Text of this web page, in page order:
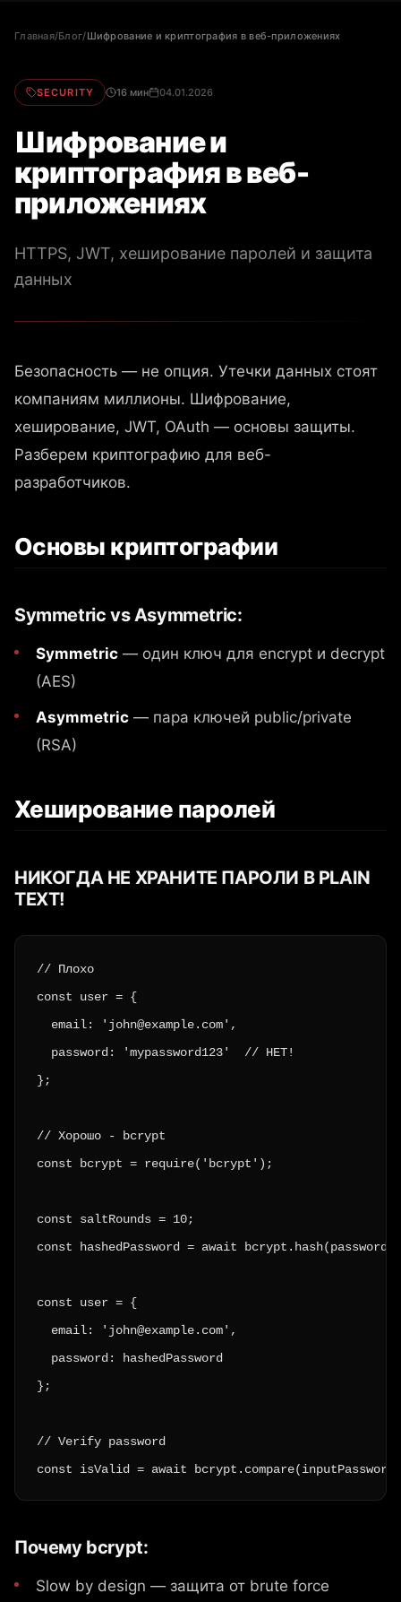
Главная/Блог/Шифрование и криптография в веб-приложениях
SECURITY 16 мин 04.01.2026
Шифрование и
криптография в веб-
приложениях
HTTPS, JWT, хеширование паролей и защита
данных
Безопасность — не опция. Утечки данных стоят
компаниям миллионы. Шифрование,
хеширование, JWT, OAuth — основы защиты.
Разберем криптографию для веб-
разработчиков.
Основы криптографии
Symmetric vs Asymmetric:
Symmetric — один ключ для encrypt и decrypt
(AES)
Asymmetric — пара ключей public/private
(RSA)
Хеширование паролей
НИКОГДА НЕ ХРАНИТЕ ПАРОЛИ В PLAIN
TEXT!
// Плохо
const user = {
  email: 'john@example.com',
  password: 'mypassword123'  // НЕТ!
};
// Хорошо - bcrypt
const bcrypt = require('bcrypt');
const saltRounds = 10;
const hashedPassword = await
const user = {
  email: 'john@example.com',
  password: hashedPassword
};
// Verify password
const isValid = await
Почему bcrypt:
Slow by design — защита от brute force